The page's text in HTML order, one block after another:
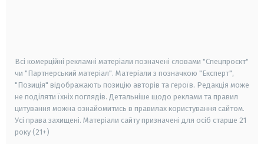
Всі комерційні рекламні матеріали позначені словами "Спецпроєкт"
чи "Партнерський матеріал". Матеріали з позначкою "Експерт",
"Позиція" відображають позицію авторів та героїв. Редакція може
не поділяти їхніх поглядів. Детальніше щодо реклами та правил
цитування можна ознайомитись в правилах користування сайтом.
Усі права захищені. Матеріали сайту призначені для осіб старше 21
року (21+)